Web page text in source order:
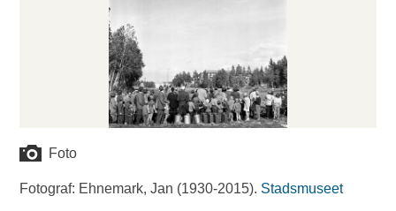
Foto
Fotograf: Ehnemark, Jan (1930-2015). Stadsmuseet